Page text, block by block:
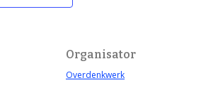
Organisator
Overdenkwerk